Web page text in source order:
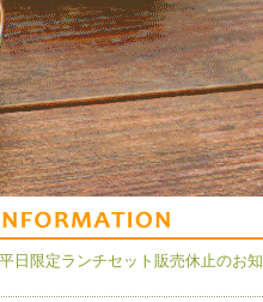
平日限定ランチセット販売休止のお知